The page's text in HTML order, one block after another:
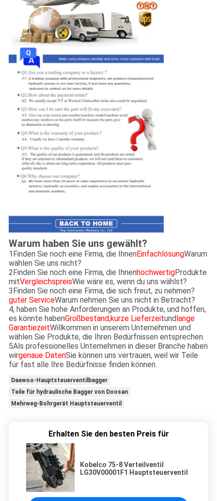
Warum haben Sie uns gewählt?
1Finden Sie noch eine Firma, die IhnenEinfachlösungWarum
wählen Sie uns nicht?
2Finden Sie noch eine Firma, die IhnenhochwertigProdukte
mitVergleichspreisWie wäre es, wenn du uns wählst?
3Finden Sie noch eine Firma, die sich freut, zu nehmen?
guter ServiceWarum nehmen Sie uns nicht in Betracht?
4, haben Sie hohe Anforderungen an Produkte, und hoffen,
es könnte habenGroßbestand,kurze Lieferzeitundlange
GarantiezeitWillkommen in unserem Unternehmen und
wählen Sie Produkte, die Ihren Bedürfnissen entsprechen.
5Als professionelles Unternehmen in dieser Branche haben
wirgenaue DatenSie können uns vertrauen, weil wir Teile
für fast alle Ihre Bedürfnisse finden können.
Daewoo-Hauptsteuerventilbagger
Teile für hydraulische Bagger von Doosan
Mehrweg-Bohrgerät Hauptsteuerventil
Erhalten Sie den besten Preis für
Kobelco 75-8 Verteilventil
LG30V00001F1 Hauptsteuerventil